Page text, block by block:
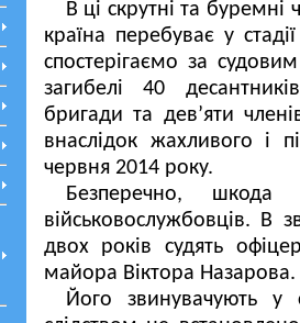
В ці скрутні та
країна перебуває у
спостерігаємо за
загибелі 40
бригади та дев’яти
внаслідок жахливого і
червня 2014 року.
Безперечно, шкода
військовослужбовців. В
двох років судять
майора Віктора Назарова.
Його звинувачують у